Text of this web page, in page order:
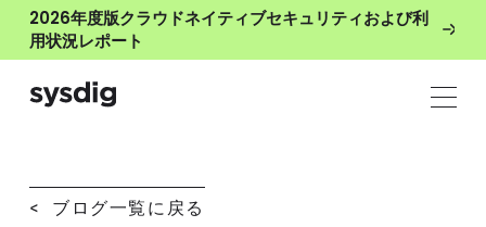
2026年度版クラウドネイティブセキュリティおよび利
用状況レポート
< ブログ一覧に戻る